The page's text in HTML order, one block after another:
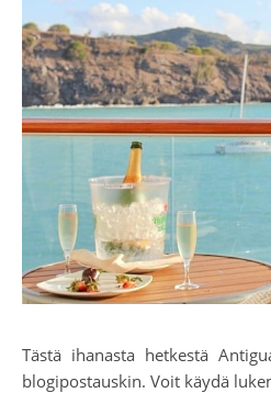
Tästä ihanasta hetkestä
blogipostauskin. Voit käydä